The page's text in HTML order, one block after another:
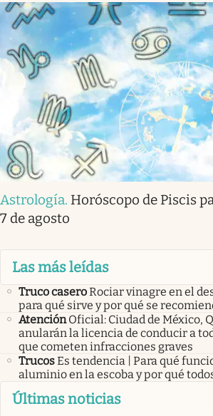
Astrología. Horóscopo de Piscis
7 de agosto
Las más leídas
Truco caseroRociar vinagre en el
para qué sirve y por qué se
Atención Oficial: Ciudad de México,
anularán la licencia de conducir a
que cometen infracciones graves
TrucosEs tendencia | Para qué
aluminio en la escoba y por qué
Últimas noticias